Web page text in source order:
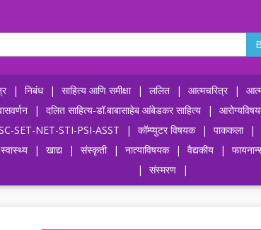
| निबंध | साहित्य आणि समीक्षा | ललित | आत्मचरित्र |
| दलित साहित्य-डॉ.बाबासाहेब आंबेडकर साहित्य |
SET-NET-STI-PSI-ASST | कॉम्प्युटर विषयक | पाककला |
| खाद्य | संस्कृती | नात्याविषयक | वैद्यकीय |
|
संस्मरण |